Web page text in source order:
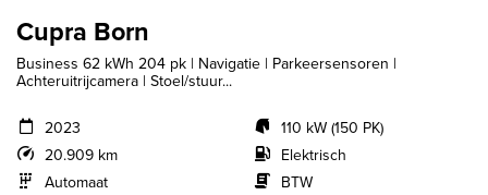
Cupra Born
Business 62 kWh 204 pk | Navigatie | Parkeersensoren |
Achteruitrijcamera | Stoel/stuur...
2023
20.909 km
Automaat
110 kW (150 PK)
Elektrisch
BTW